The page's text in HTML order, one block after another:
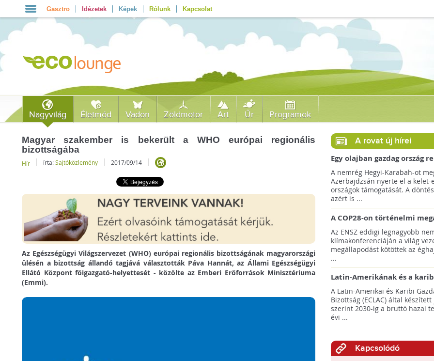
Gasztro Idézetek Képek Rólunk Kapcsolat
Nagyvilág Életmód Vadon Zöldmotor Art Űr Programok
Magyar szakember is bekerült a WHO európai regionális
bizottságába
Hír írta:Sajtóközlemény 2017/09/14
Az Egészségügyi Világszervezet (WHO) európai regionális bizottságának magyarországi
ülésén a bizottság állandó tagjává választották Páva Hannát, az Állami Egészségügyi
Ellátó Központ főigazgató-helyettesét - közölte az Emberi Erőforrások Minisztériuma
(Emmi).
A rovat új hírei
Egy olajban gazdag ország
jövőre a COP29 klímacsúcsot
A nemrég Hegyi-Karabah-ot
Azerbajdzsán nyerte el a kelet-
országok támogatását. A
azért is ...
A COP28-on történelmi
született! - Összefoglaló az
klímacsúcsáról
Az ENSZ eddigi legnagyobb
klímakonferenciáján a világ
megállapodást kötöttek az
...
Latin-Amerikának és a
térségnek növelniük kell
az éghajlatvédelmi célok
A Latin-Amerikai és Karibi
Bizottság (ECLAC) által
szerint 2030-ig a bruttó hazai
évi ...
Kapcsolódó